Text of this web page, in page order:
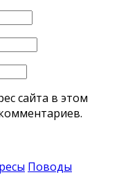
сайта в этом
Поводы